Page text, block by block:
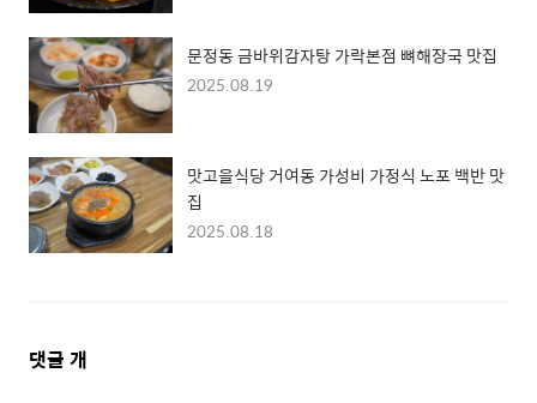
문정동 금바위감자탕 가락본점 뼈해장국 맛집
2025.08.19
맛고을식당 거여동 가성비 가정식 노포 백반 맛
집
2025.08.18
댓
댓글 개